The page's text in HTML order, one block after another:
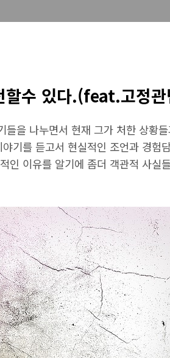
할수 있다.(feat.고정
을 나누면서 현재 그가 처한 상황
기를 듣고서 현실적인 조언과 경험
인 이유를 알기에 좀더 객관적 사실